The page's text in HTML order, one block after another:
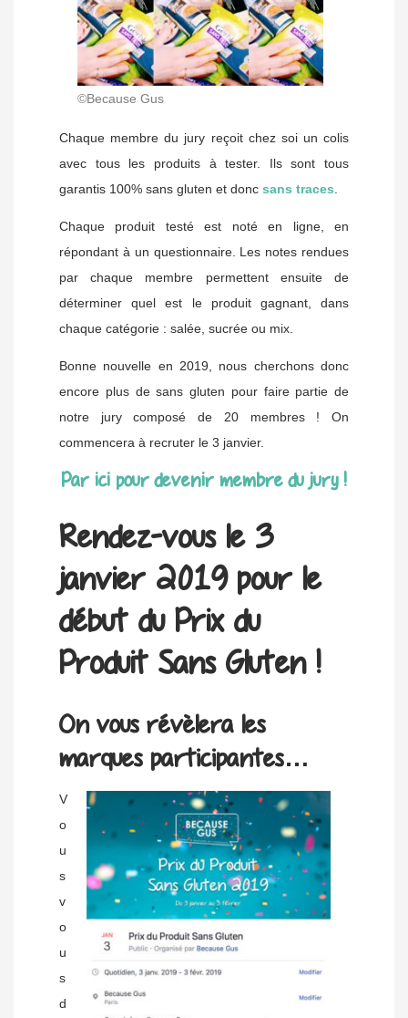
©Because Gus
Chaque membre du jury reçoit chez soi un colis
avec tous les produits à tester. Ils sont tous
garantis 100% sans gluten et donc sans traces
Chaque produit testé est noté en ligne, en
répondant à un questionnaire. Les notes rendues
par chaque membre permettent ensuite de
déterminer quel est le produit gagnant, dans
chaque catégorie : salée, sucrée ou mix.
Bonne nouvelle en 2019, nous cherchons donc
encore plus de sans gluten pour faire partie de
notre jury composé de 20 membres ! On
commencera à recruter le 3 janvier.
Par ici pour devenir membre du jury !
Rendez-vous le 3
janvier 2019 pour le
début du Prix du
Produit Sans Gluten !
On vous révèlera les
marques participantes…
V
o
u
s
v
o
u
s
d